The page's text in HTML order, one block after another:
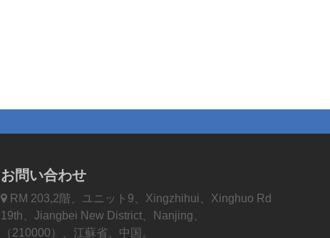
お問い合わせ
 RM 203,2階、ユニット9、Xingzhihui、Xinghuo Rd
19th、Jiangbei New District、Nanjing、
（210000）、江蘇省、中国。